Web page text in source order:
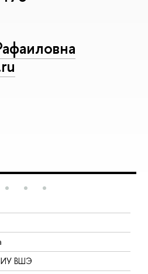
ВШЭ